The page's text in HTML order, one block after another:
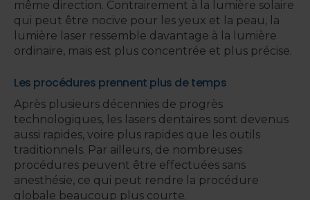
même direction. Contrairement à la lumière solaire
qui peut être nocive pour les yeux et la peau, la
lumière laser ressemble davantage à la lumière
ordinaire, mais est plus concentrée et plus précise.
Les procédures prennent plus de temps
Après plusieurs décennies de progrès
technologiques, les lasers dentaires sont devenus
aussi rapides, voire plus rapides que les outils
traditionnels. Par ailleurs, de nombreuses
procédures peuvent être effectuées sans
anesthésie, ce qui peut rendre la procédure
globale beaucoup plus courte.